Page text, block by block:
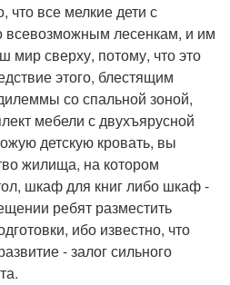
все мелкие дети с
всевозможным лесенкам, и им
мир сверху, потому, что это
этого, блестящим
со спальной зоной,
мебели с двухъярусной
детскую кровать, вы
жилища, на котором
шкаф для книг либо шкаф -
ребят разместить
ибо известно, что
- залог сильного